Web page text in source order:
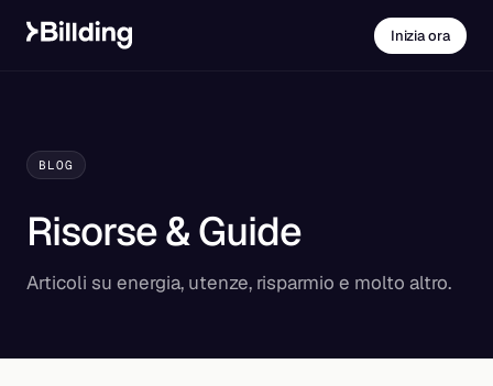
Inizia ora
BLOG
Risorse & Guide
Articoli su energia, utenze, risparmio e molto altro.